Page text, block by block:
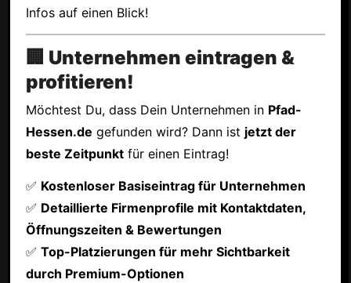
Infos auf einen Blick!
🏢 Unternehmen eintragen &
profitieren!
Möchtest Du, dass Dein Unternehmen in Pfad-
Hessen.de gefunden wird? Dann ist jetzt der
beste Zeitpunktfür einen Eintrag!
✅ Kostenloser Basiseintrag für Unternehmen
✅ Detaillierte Firmenprofile mit Kontaktdaten,
Öffnungszeiten & Bewertungen
✅ Top-Platzierungen für mehr Sichtbarkeit
durch Premium-Optionen